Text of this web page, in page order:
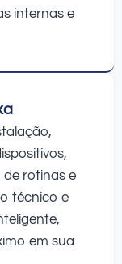
internas e
rotinas e
técnico e
em sua